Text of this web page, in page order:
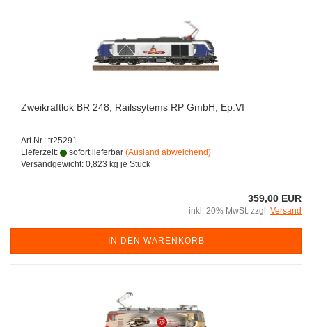
Zweikraftlok BR 248, Railssytems RP GmbH, Ep.VI
Art.Nr.: tr25291
Lieferzeit:
sofort lieferbar (Ausland abweichend)
Versandgewicht: 0,823 kg je Stück
359,00 EUR
inkl. 20% MwSt. zzgl. Versand
IN DEN WARENKORB